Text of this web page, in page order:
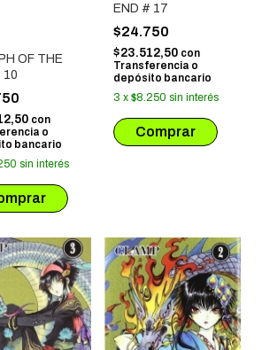
OF THE
10
con
o
bancario
sin interés
END # 17
$24.750
$23.512,50 con
Transferencia o
depósito bancario
3 x $8.250 sin interés